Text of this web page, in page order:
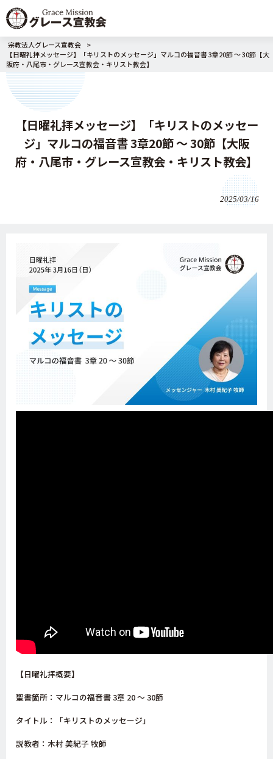
宗教法人グレース宣教会
>
【日曜礼拝メッセージ】「キリストのメッセージ」マルコの福音書 3章20節 〜 30節【大
阪府・八尾市・グレース宣教会・キリスト教会】
【日曜礼拝メッセージ】「キリストのメッセー
ジ」マルコの福音書 3章20節 〜 30節【大阪
府・八尾市・グレース宣教会・キリスト教会】
2025/03/16
【日曜礼拝概要】
聖書箇所：マルコの福音書 3章 20 〜 30節
タイトル：「キリストのメッセージ」
説教者：木村 美紀子 牧師